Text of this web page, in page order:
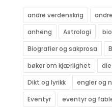
andre verdenskrig
anheng
Astrologi
Biografier og sakprosa
bøker om kjærlighet
Dikt og lyrikk
engler og
Eventyr
eventyr og